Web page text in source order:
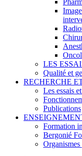
LES
Qualité et
RECHERCHE
Les essais
Publications
Formation
Bergonié
Organismes